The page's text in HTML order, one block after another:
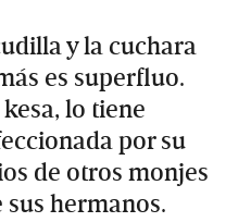
y la cuchara
es superfluo.
lo tiene
por su
de otros monjes
hermanos.